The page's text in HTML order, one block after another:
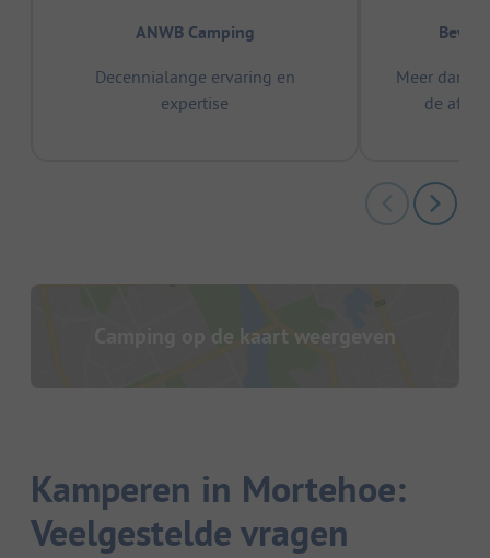
ANWB Camping
Decennialange ervaring en
expertise
Meer dan
de
Camping op de kaart weergeven
Kamperen in Mortehoe:
Veelgestelde vragen